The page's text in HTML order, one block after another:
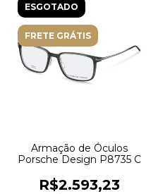
ESGOTADO
FRETE GRÁTIS
Armação de Óculos
Porsche Design P8735 C
R$2.593,23